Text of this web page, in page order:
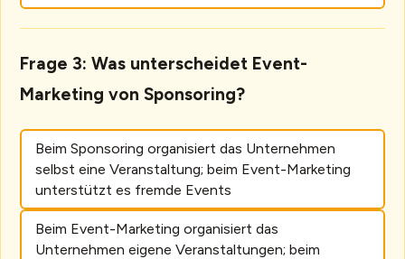
Frage 3: Was unterscheidet Event-
Marketing von Sponsoring?
Beim Sponsoring organisiert das Unternehmen
selbst eine Veranstaltung; beim Event-Marketing
unterstützt es fremde Events
Beim Event-Marketing organisiert das
Unternehmen eigene Veranstaltungen; beim